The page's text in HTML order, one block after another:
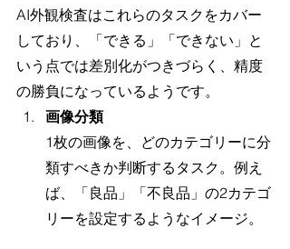
AI外観検査はこれらのタスクをカバー
しており、「できる」「できない」と
いう点では差別化がつきづらく、精度
の勝負になっているようです。
画像分類
1枚の画像を、どのカテゴリーに分
類すべきか判断するタスク。例え
ば、「良品」「不良品」の2カテゴ
リーを設定するようなイメージ。